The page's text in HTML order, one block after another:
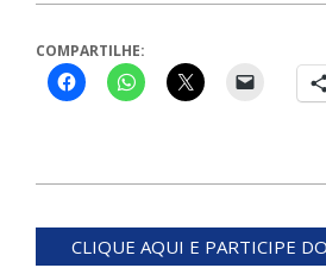
COMPARTILHE:
05-
CLIQUE AQUI E PARTICIPE